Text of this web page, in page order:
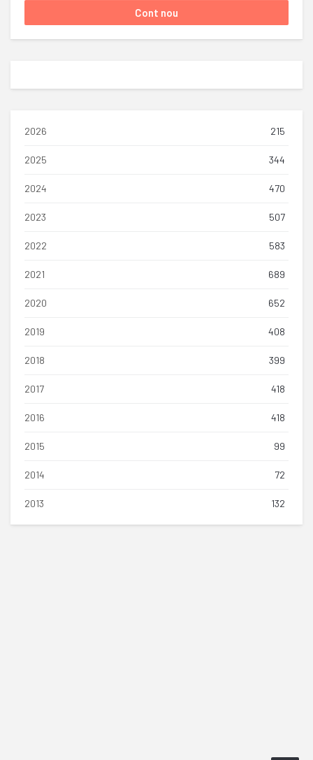
2026 215
2025 344
2024 470
2023 507
2022 583
2021 689
2020 652
2019 408
2018 399
2017 418
2016 418
2015 99
2014 72
2013 132